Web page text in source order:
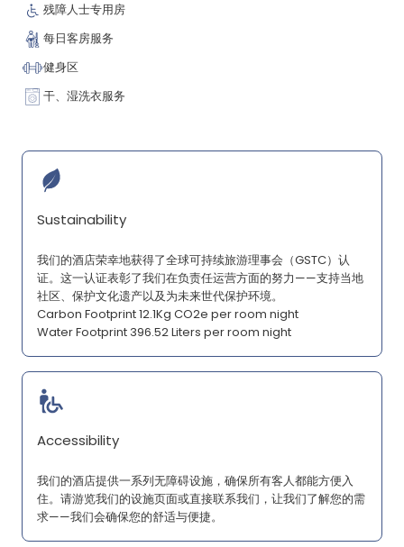
残障人士专用房
每日客房服务
健身区
干、湿洗衣服务
Sustainability
我们的酒店荣幸地获得了全球可持续旅游理事会（GSTC）认
证。这一认证表彰了我们在负责任运营方面的努力——支持当地
社区、保护文化遗产以及为未来世代保护环境。
Carbon Footprint 12.1Kg CO2e per room night
Water Footprint 396.52 Liters per room night
Accessibility
我们的酒店提供一系列无障碍设施，确保所有客人都能方便入
住。请游览我们的设施页面或直接联系我们，让我们了解您的需
求——我们会确保您的舒适与便捷。